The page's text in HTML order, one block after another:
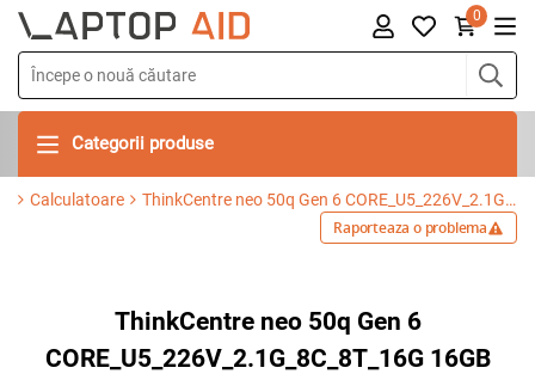
0
Categorii produse
Calculatoare ThinkCentre neo 50q Gen 6 CORE_U5_226V_2.1G_8C_8T_16G 16GB 512GB W11P 3Y Onsite
Raporteaza o problema
ThinkCentre neo 50q Gen 6
CORE_U5_226V_2.1G_8C_8T_16G 16GB